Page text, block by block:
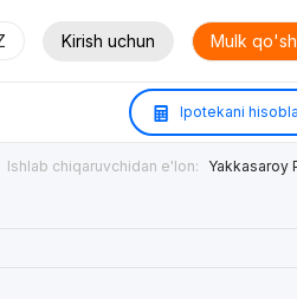
Kirish uchun Mulk
Ipotekani
Ishlab chiqaruvchidan e'lon: Yakkasaroy